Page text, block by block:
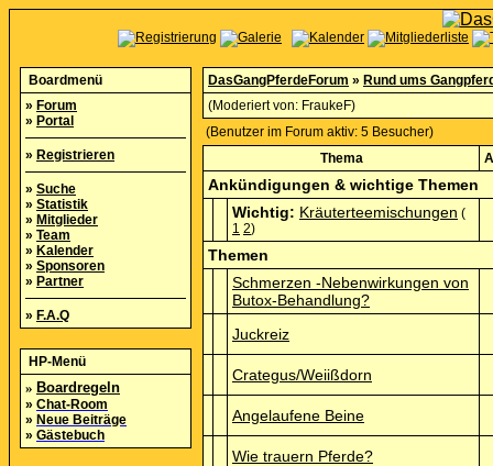
Boardmenü
» Forum
» Portal
» Registrieren
» Suche
» Statistik
» Mitglieder
» Team
» Kalender
» Sponsoren
» Partner
» F.A.Q
HP-Menü
» Boardregeln
» Chat-Room
» Neue Beiträge
» Gästebuch
DasGangPferdeForum » Rund ums
(Moderiert von: FraukeF)
(Benutzer im Forum aktiv: 5 Besucher)
Thema
Ankündigungen & wichtige Themen
Wichtig: Kräuterteemischungen (
1 2)
Themen
Schmerzen -Nebenwirkungen von
Butox-Behandlung?
Juckreiz
Crategus/Weiißdorn
Angelaufene Beine
Wie trauern Pferde?